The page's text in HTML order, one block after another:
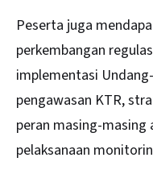
Peserta juga
perkembangan
implementasi
pengawasan KTR,
peran masing-
pelaksanaan